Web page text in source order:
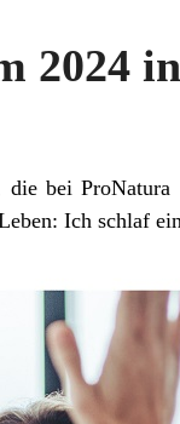
2024
bei
Ich schlaf